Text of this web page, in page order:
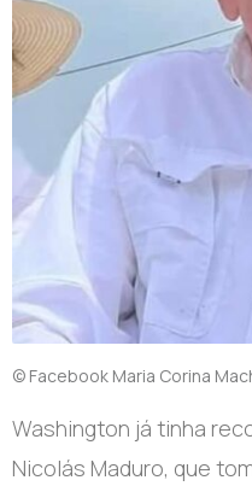
© Facebook Maria Corina
Washington já tinha
Nicolás Maduro, que